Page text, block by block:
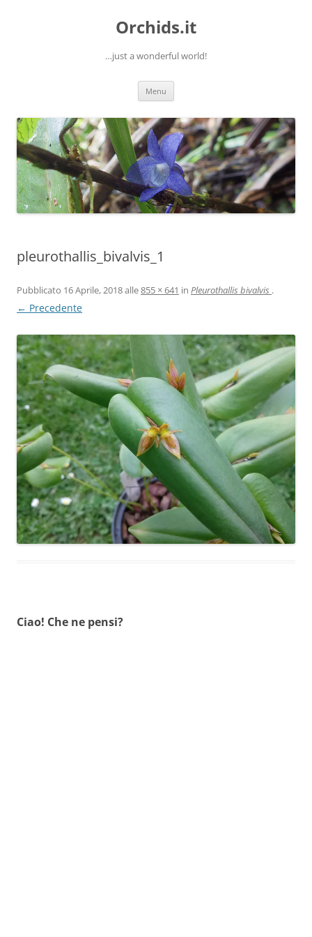
Orchids.it
…just a wonderful world!
Menu
pleurothallis_bivalvis_1
Pubblicato 16 Aprile, 2018alle855 × 641 in Pleurothallis bivalvis .
← Precedente
Ciao! Che ne pensi?